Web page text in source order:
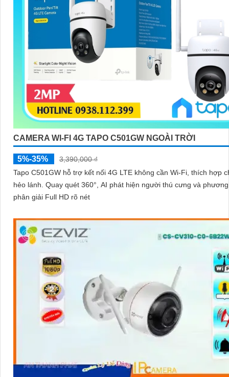
CAMERA WI-FI 4G TAPO C501GW NGOÀI TRỜI
5%-35%
3,390,000 ₫
Tapo C501GW hỗ trợ kết nối 4G LTE không cần Wi-Fi, thích hợp
hẻo lánh. Quay quét 360°, AI phát hiện người thú cưng và phương tiện độ
phân giải Full HD rõ nét